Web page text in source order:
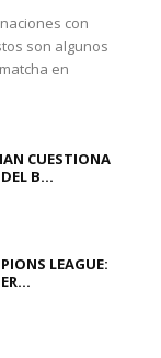
con
son algunos
en
CUESTIONA
B...
LEAGUE: